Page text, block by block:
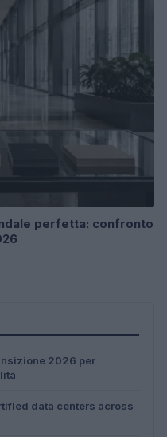
perfetta: confronto
2026 per
data centers across